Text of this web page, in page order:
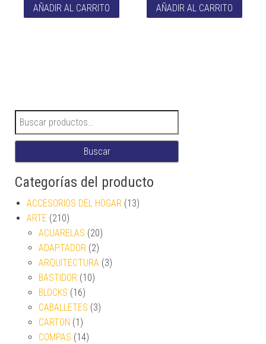
AÑADIR AL CARRITO AÑADIR AL CARRITO
Buscar por:
Buscar
Categorías del producto
ACCESORIOS DEL HOGAR (13)
ARTE (210)
ACUARELAS (20)
ADAPTADOR (2)
ARQUITECTURA (3)
BASTIDOR (10)
BLOCKS (16)
CABALLETES (3)
CARTON (1)
COMPAS (14)